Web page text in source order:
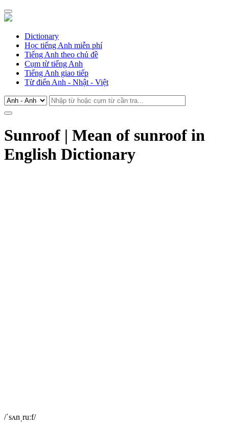
Dictionary
Học tiếng Anh miễn phí
Tiếng Anh theo chủ đề
Cụm từ tiếng Anh
Tiếng Anh giao tiếp
Từ điển Anh - Nhật - Việt
Sunroof | Mean of sunroof in
English Dictionary
/ˈsʌnˌruːf/